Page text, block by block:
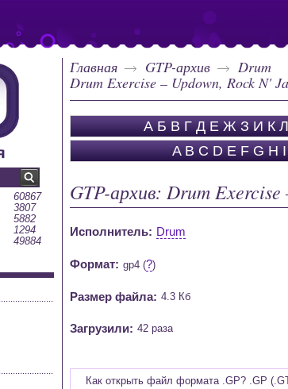
Главная GTP-архив
Drum
Drum Exercise – Updown, Rock N'
А Б В Г Д Е Ж З И К Л
A B C D E F G H I
GTP-архив: Drum
Исполнитель: Drum
Формат: gp4 (?)
Размер файла: 4.3 Кб
Загрузили: 42 раза
Как открыть файл формата .GP? .GP
60867
3807
5882
1294
49884